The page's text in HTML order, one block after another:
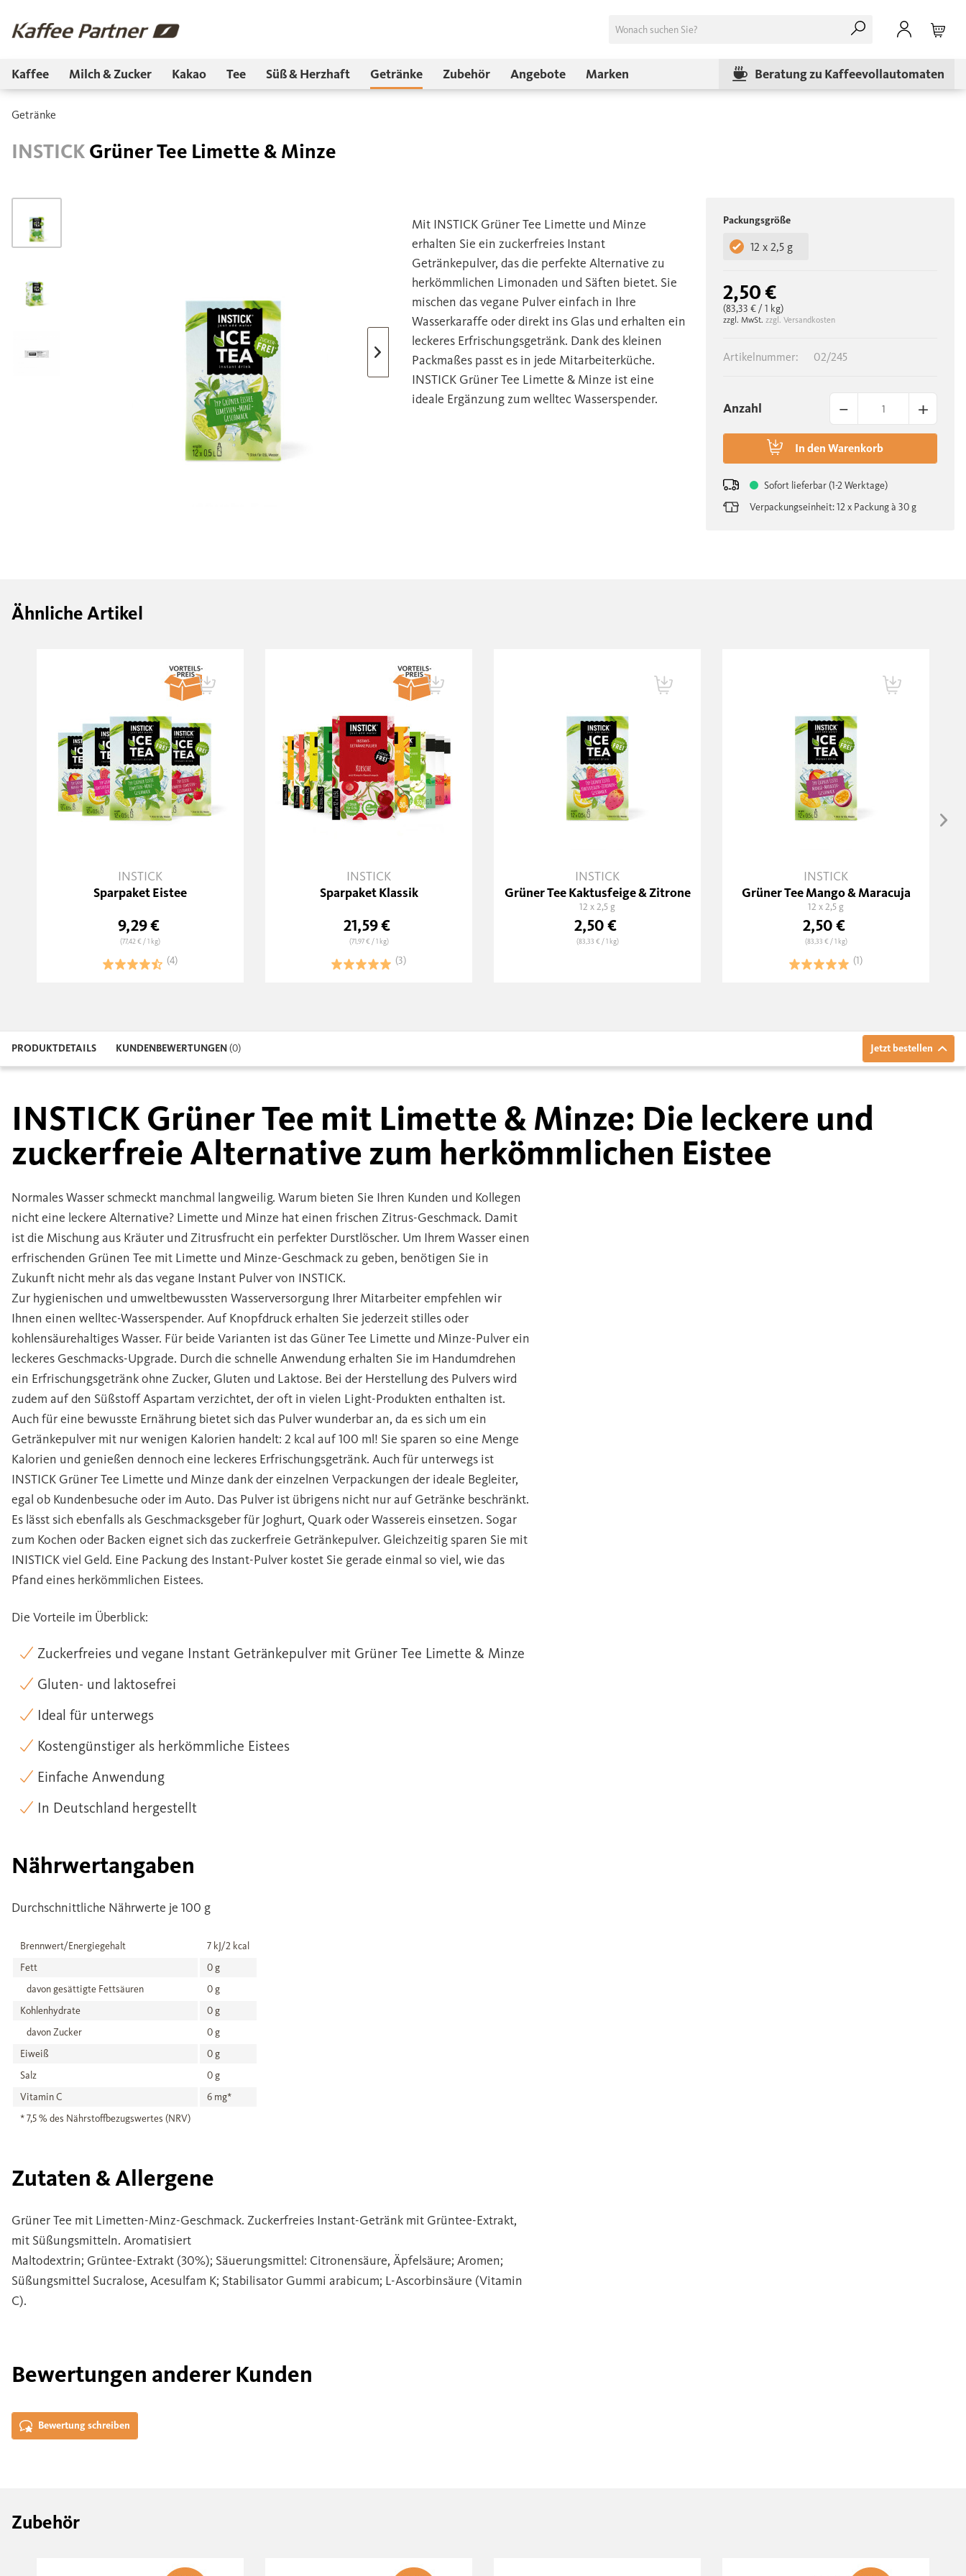
Kaffee Milch & Zucker Kakao Tee Süß & Herzhaft Getränke Zubehör Angebote Marken Beratung zu Kaffeevollautomaten
Getränke
INSTICK Grüner Tee Limette & Minze
Mit INSTICK Grüner Tee Limette und Minze
erhalten Sie ein zuckerfreies Instant
Getränkepulver, das die perfekte Alternative zu
herkömmlichen Limonaden und Säften bietet. Sie
mischen das vegane Pulver einfach in Ihre
Wasserkaraffe oder direkt ins Glas und erhalten ein
leckeres Erfrischungsgetränk. Dank des kleinen
Packmaßes passt es in jede Mitarbeiterküche.
INSTICK Grüner Tee Limette & Minze ist eine
ideale Ergänzung zum welltec Wasserspender.
Packungsgröße
12 x 2,5 g
2,50 €
(83,33 €/ 1 kg)
zzgl. MwSt. zzgl. Versandkosten
Sofort lieferbar (1-2 Werktage)
Verpackungseinheit: 12 x Packung à 30 g
Artikelnummer: 02/245
Anzahl – +
In den Warenkorb
Ähnliche Artikel
INSTICK
Sparpaket Eistee
9,29 €
(77,42 €/ 1 kg)
(4)
INSTICK
Sparpaket Klassik
21,59 €
(71,97 €/ 1 kg)
(3)
INSTICK
Grüner Tee Kaktusfeige & Zitrone
12 x 2,5 g
2,50 €
(83,33 €/ 1 kg)
INSTICK
Grüner Tee Mango & Maracuja
12 x 2,5 g
2,50 €
(83,33 €/ 1 kg)
(1)
PRODUKTDETAILS KUNDENBEWERTUNGEN(0) Jetzt bestellen
INSTICK Grüner Tee mit Limette & Minze: Die leckere und
zuckerfreie Alternative zum herkömmlichen Eistee
Normales Wasser schmeckt manchmal langweilig. Warum bieten Sie Ihren Kunden und Kollegen
nicht eine leckere Alternative? Limette und Minze hat einen frischen Zitrus-Geschmack. Damit
ist die Mischung aus Kräuter und Zitrusfrucht ein perfekter Durstlöscher. Um Ihrem Wasser einen
erfrischenden Grünen Tee mit Limette und Minze-Geschmack zu geben, benötigen Sie in
Zukunft nicht mehr als das vegane Instant Pulver von INSTICK.
Zur hygienischen und umweltbewussten Wasserversorgung Ihrer Mitarbeiter empfehlen wir
Ihnen einen welltec-Wasserspender. Auf Knopfdruck erhalten Sie jederzeit stilles oder
kohlensäurehaltiges Wasser. Für beide Varianten ist das Güner Tee Limette und Minze-Pulver ein
leckeres Geschmacks-Upgrade. Durch die schnelle Anwendung erhalten Sie im Handumdrehen
ein Erfrischungsgetränk ohne Zucker, Gluten und Laktose. Bei der Herstellung des Pulvers wird
zudem auf den Süßstoff Aspartam verzichtet, der oft in vielen Light-Produkten enthalten ist.
Auch für eine bewusste Ernährung bietet sich das Pulver wunderbar an, da es sich um ein
Getränkepulver mit nur wenigen Kalorien handelt: 2 kcal auf 100 ml! Sie sparen so eine Menge
Kalorien und genießen dennoch eine leckeres Erfrischungsgetränk. Auch für unterwegs ist
INSTICK Grüner Tee Limette und Minze dank der einzelnen Verpackungen der ideale Begleiter,
egal ob Kundenbesuche oder im Auto. Das Pulver ist übrigens nicht nur auf Getränke beschränkt.
Es lässt sich ebenfalls als Geschmacksgeber für Joghurt, Quark oder Wassereis einsetzen. Sogar
zum Kochen oder Backen eignet sich das zuckerfreie Getränkepulver. Gleichzeitig sparen Sie mit
INISTICK viel Geld. Eine Packung des Instant-Pulver kostet Sie gerade einmal so viel, wie das
Pfand eines herkömmlichen Eistees.
Die Vorteile im Überblick:
Zuckerfreies und vegane Instant Getränkepulver mit Grüner Tee Limette & Minze
Gluten- und laktosefrei
Ideal für unterwegs
Kostengünstiger als herkömmliche Eistees
Einfache Anwendung
In Deutschland hergestellt
Nährwertangaben
Durchschnittliche Nährwerte je 100 g
Brennwert/Energiegehalt
7 kJ/2 kcal
Fett
0 g
davon gesättigte Fettsäuren
0 g
Kohlenhydrate
0 g
davon Zucker
0 g
Eiweiß
0 g
Salz
0 g
Vitamin C
6 mg*
* 7,5 % des Nährstoffbezugswertes (NRV)
Zutaten & Allergene
Grüner Tee mit Limetten-Minz-Geschmack. Zuckerfreies Instant-Getränk mit Grüntee-Extrakt,
mit Süßungsmitteln. Aromatisiert
Maltodextrin; Grüntee-Extrakt (30%); Säuerungsmittel: Citronensäure, Äpfelsäure; Aromen;
Süßungsmittel Sucralose, Acesulfam K; Stabilisator Gummi arabicum; L-Ascorbinsäure (Vitamin
C).
Bewertungen anderer Kunden
Bewertung schreiben
Zubehör